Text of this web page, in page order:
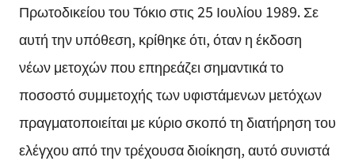
Πρωτοδικείου του Τόκιο στις 25 Ιουλίου 1989. Σε
αυτή την υπόθεση, κρίθηκε ότι, όταν η έκδοση
νέων μετοχών που επηρεάζει σημαντικά το
ποσοστό συμμετοχής των υφιστάμενων μετόχων
πραγματοποιείται με κύριο σκοπό τη διατήρηση του
ελέγχου από την τρέχουσα διοίκηση, αυτό συνιστά